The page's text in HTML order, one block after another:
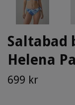
Saltabad
Helena
699 kr